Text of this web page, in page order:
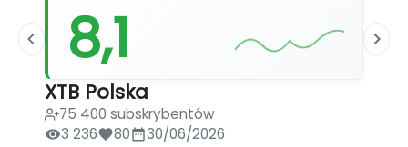
8,1
XTB Polska
75 400 subskrybentów
3 236
80 30/06/2026